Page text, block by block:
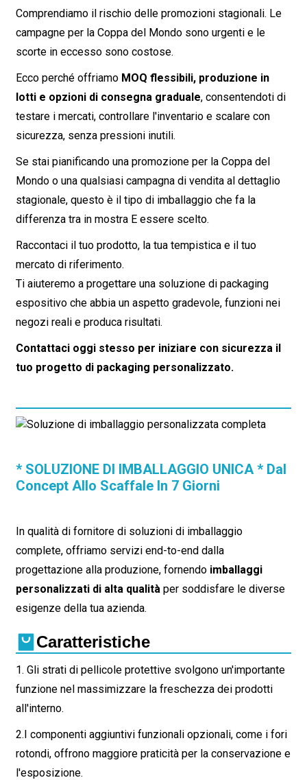
Comprendiamo il rischio delle promozioni stagionali. Le
campagne per la Coppa del Mondo sono urgenti e le
scorte in eccesso sono costose.
Ecco perché offriamo MOQ flessibili, produzione in
lotti e opzioni di consegna graduale, consentendoti di
testare i mercati, controllare l'inventario e scalare con
sicurezza, senza pressioni inutili.
Se stai pianificando una promozione per la Coppa del
Mondo o una qualsiasi campagna di vendita al dettaglio
stagionale, questo è il tipo di imballaggio che fa la
differenza tra in mostraE essere scelto.
Raccontaci il tuo prodotto, la tua tempistica e il tuo
mercato di riferimento.
Ti aiuteremo a progettare una soluzione di packaging
espositivo che abbia un aspetto gradevole, funzioni nei
negozi reali e produca risultati.
Contattaci oggi stesso per iniziare con sicurezza il
tuo progetto di packaging personalizzato.
* SOLUZIONE DI IMBALLAGGIO UNICA * Dal
Concept Allo Scaffale In 7 Giorni
In qualità di fornitore di soluzioni di imballaggio
complete, offriamo servizi end-to-end dalla
progettazione alla produzione, fornendo imballaggi
personalizzati di alta qualità per soddisfare le diverse
esigenze della tua azienda.
Caratteristiche
1. Gli strati di pellicole protettive svolgono un'importante
funzione nel massimizzare la freschezza dei prodotti
all'interno.
2.I componenti aggiuntivi funzionali opzionali, come i fori
rotondi, offrono maggiore praticità per la conservazione e
l'esposizione.